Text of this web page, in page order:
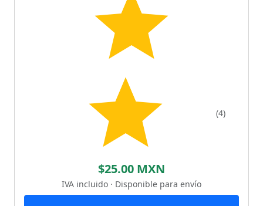
(4)
$25.00 MXN
IVA incluido · Disponible para envío